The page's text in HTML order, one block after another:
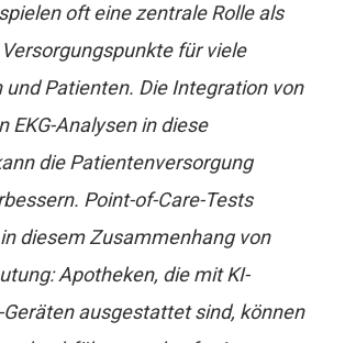
oft eine zentrale Rolle als
für viele
und Patienten. Die Integration von
EKG-Analysen in diese
die Patientenversorgung
Point-of-Care-Tests
diesem Zusammenhang von
Apotheken, die mit KI-
Geräten ausgestattet sind, können